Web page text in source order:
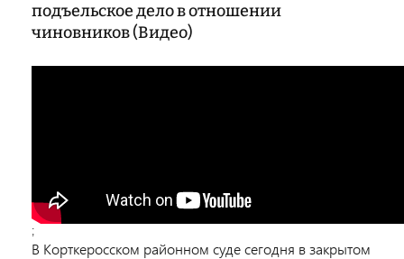
подъельское дело в отношении
чиновников (Видео)
;
В Корткеросском районном суде сегодня в закрытом